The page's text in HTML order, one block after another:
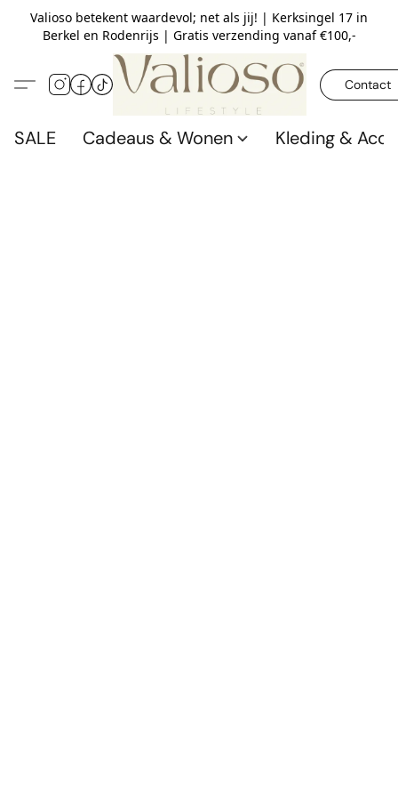
Valioso betekent waardevol; net als jij! | Kerksingel 17 in
Berkel en Rodenrijs | Gratis verzending vanaf €100,-
Contact
SALE Cadeaus & Wonen Kleding &